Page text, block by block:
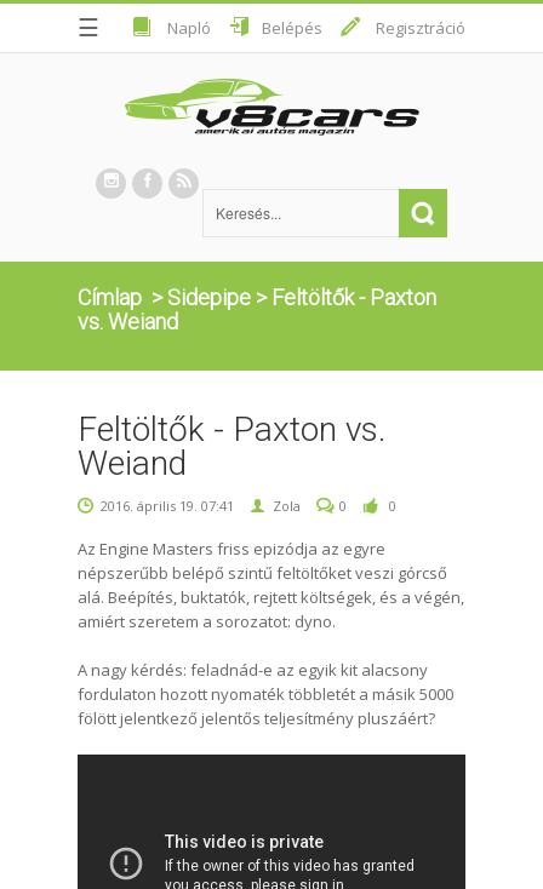
☰ Napló Belépés Regisztráció
Címlap >Sidepipe > Feltöltők - Paxton
vs. Weiand
Feltöltők - Paxton vs.
Weiand
2016. április 19. 07:41 Zola 0 0
Az Engine Masters friss epizódja az egyre
népszerűbb belépő szintű feltöltőket veszi górcső
alá. Beépítés, buktatók, rejtett költségek, és a végén,
amiért szeretem a sorozatot: dyno.
A nagy kérdés: feladnád-e az egyik kit alacsony
fordulaton hozott nyomaték többletét a másik 5000
fölött jelentkező jelentős teljesítmény pluszáért?